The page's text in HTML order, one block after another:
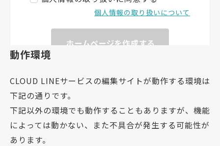
動作環境
CLOUD LINEサービスの編集サイトが動作する環境は
下記の通りです。
下記以外の環境でも動作することもありますが、機能
によっては動かない、また不具合が発生する可能性が
あります。